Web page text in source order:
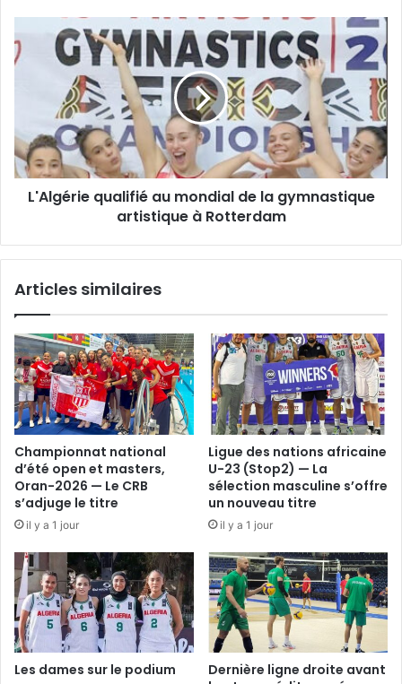
du
5
compétition
qualifié
au
gymnastique
artistique
à
Rotterdam
L'Algérie qualifié au mondial de la gymnastique
artistique à Rotterdam
Articles similaires
Championnat national
d’été open et masters,
Oran-2026 — Le CRB
s’adjuge le titre
il y a 1 jour
Ligue des nations africaine
U-23 (Stop2) — La
sélection masculine s’offre
un nouveau titre
il y a 1 jour
Les dames sur le podium
Dernière ligne droite avant